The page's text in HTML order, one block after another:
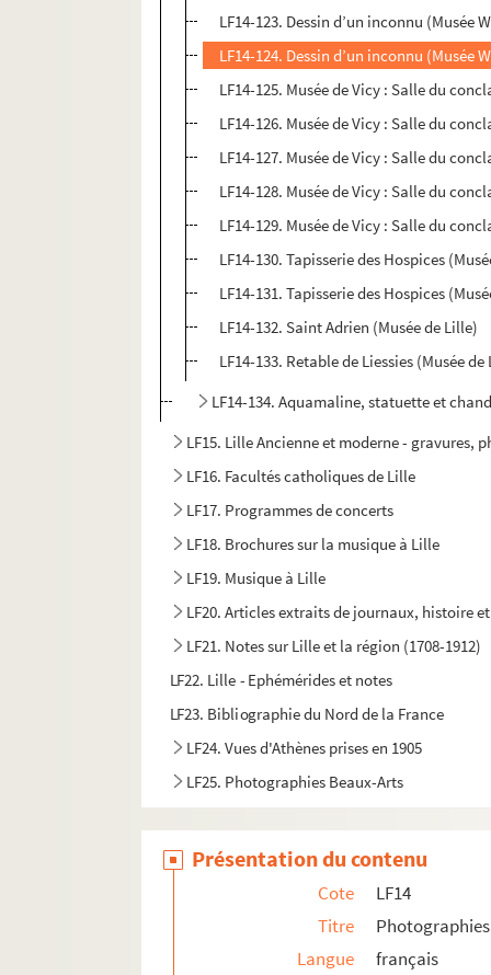
LF14-123. Dessin d’un inconnu (Musée
LF14-124. Dessin d’un inconnu (Musée
LF14-125. Musée de Vicy : Salle du
LF14-126. Musée de Vicy : Salle du
LF14-127. Musée de Vicy : Salle du
LF14-128. Musée de Vicy : Salle du
LF14-129. Musée de Vicy : Salle du
LF14-130. Tapisserie des Hospices
LF14-131. Tapisserie des Hospices
LF14-132. Saint Adrien (Musée de Lille)
LF14-133. Retable de Liessies (Musée
LF14-134. Aquamaline, statuette et
LF15. Lille Ancienne et moderne - gravures,
LF16. Facultés catholiques de Lille
LF17. Programmes de concerts
LF18. Brochures sur la musique à Lille
LF19. Musique à Lille
LF20. Articles extraits de journaux, histoire
LF21. Notes sur Lille et la région (1708-1912)
LF22. Lille - Ephémérides et notes
LF23. Bibliographie du Nord de la France
LF24. Vues d'Athènes prises en 1905
LF25. Photographies Beaux-Arts
LF27. Lithographies et gravures, reproduction
LF28. Galerie de portraits d'artistes lyriques
Présentation du contenu
Cote
LF14
Titre
Langue
français